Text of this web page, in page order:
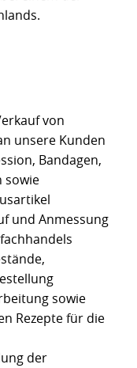
von
unsere Kunden
Bandagen,
sowie
und Anmessung
sowie
Rezepte für die
der